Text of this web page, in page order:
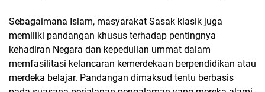
Sebagaimana Islam, masyarakat Sasak klasik juga
memiliki pandangan khusus terhadap pentingnya
kehadiran Negara dan kepedulian ummat dalam
memfasilitasi kelancaran kemerdekaan berpendidikan atau
merdeka belajar. Pandangan dimaksud tentu berbasis